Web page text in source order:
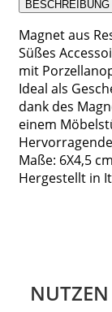
BESCHREIBUNG
Magnet aus
Süßes
mit
Ideal als
dank des
einem
Maße: 6X4,5
Hergestellt in